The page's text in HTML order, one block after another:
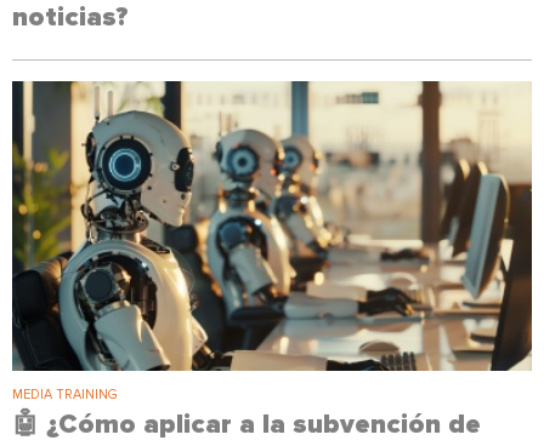
noticias?
MEDIA TRAINING
🤖 ¿Cómo aplicar a la subvención de